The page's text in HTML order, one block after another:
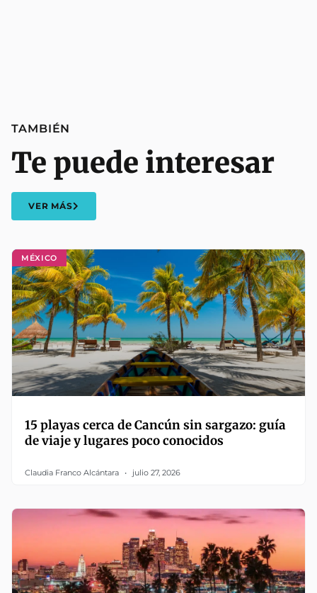
MÉXICO
15 playas cerca de Cancún sin sargazo: guía
de viaje y lugares poco conocidos
Claudia Franco Alcántara julio 27, 2026
TAMBIÉN
Te puede interesar
VER MÁS